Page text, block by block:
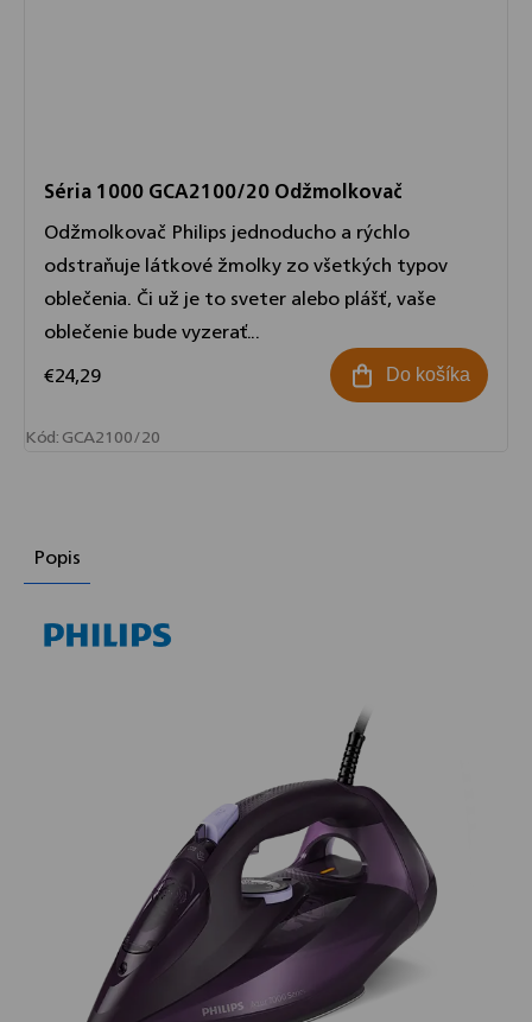
Séria 1000 GCA2100/20 Odžmolkovač
€24,29 Do košíka
Odžmolkovač Philips jednoducho a rýchlo
odstraňuje látkové žmolky zo všetkých typov
oblečenia. Či už je to sveter alebo plášť, vaše
oblečenie bude vyzerať...
Kód:GCA2100/20
Popis